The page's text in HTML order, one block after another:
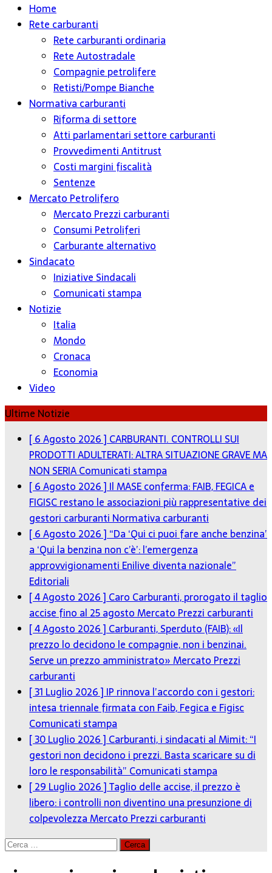
Home
Rete carburanti
Rete carburanti ordinaria
Rete Autostradale
Compagnie petrolifere
Retisti/Pompe Bianche
Normativa carburanti
Riforma di settore
Atti parlamentari settore carburanti
Provvedimenti Antitrust
Costi margini fiscalità
Sentenze
Mercato Petrolifero
Mercato Prezzi carburanti
Consumi Petroliferi
Carburante alternativo
Sindacato
Iniziative Sindacali
Comunicati stampa
Notizie
Italia
Mondo
Cronaca
Economia
Video
Ultime Notizie
[ 6 Agosto 2026 ] CARBURANTI. CONTROLLI SUI
PRODOTTI ADULTERATI: ALTRA SITUAZIONE GRAVE MA
NON SERIAComunicati stampa
[ 6 Agosto 2026 ] Il MASE conferma: FAIB, FEGICA e
FIGISC restano le associazioni più rappresentative dei
gestori carburanti Normativa carburanti
[ 6 Agosto 2026 ] “Da ‘Qui ci puoi fare anche benzina’
a ‘Qui la benzina non c’è’: l’emergenza
approvvigionamenti Enilive diventa nazionale”
Editoriali
[ 4 Agosto 2026 ] Caro Carburanti, prorogato il taglio
accise fino al 25 agostoMercato Prezzi carburanti
[ 4 Agosto 2026 ] Carburanti, Sperduto (FAIB): «Il
prezzo lo decidono le compagnie, non i benzinai.
Serve un prezzo amministrato»Mercato Prezzi
carburanti
[ 31 Luglio 2026 ] IP rinnova l’accordo con i gestori:
intesa triennale firmata con Faib, Fegica e Figisc
Comunicati stampa
[ 30 Luglio 2026 ] Carburanti, i sindacati al Mimit: “I
gestori non decidono i prezzi. Basta scaricare su di
loro le responsabilità” Comunicati stampa
[ 29 Luglio 2026 ]Taglio delle accise, il prezzo è
libero: i controlli non diventino una presunzione di
colpevolezzaMercato Prezzi carburanti
Ricerca